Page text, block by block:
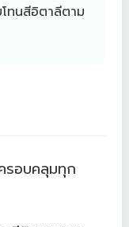
ทนสีอิตาลีตาม
รอบคลุมทุก